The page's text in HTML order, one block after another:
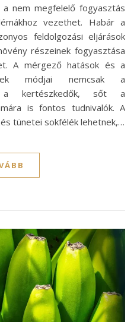
nem megfelelő fogyasztás
vezethet. Habár a
feldolgozási eljárások
részeinek fogyasztása
A mérgező hatások és a
módjai nemcsak a
a kertészkedők, sőt a
is fontos tudnivalók. A
tünetei sokfélék lehetnek,…